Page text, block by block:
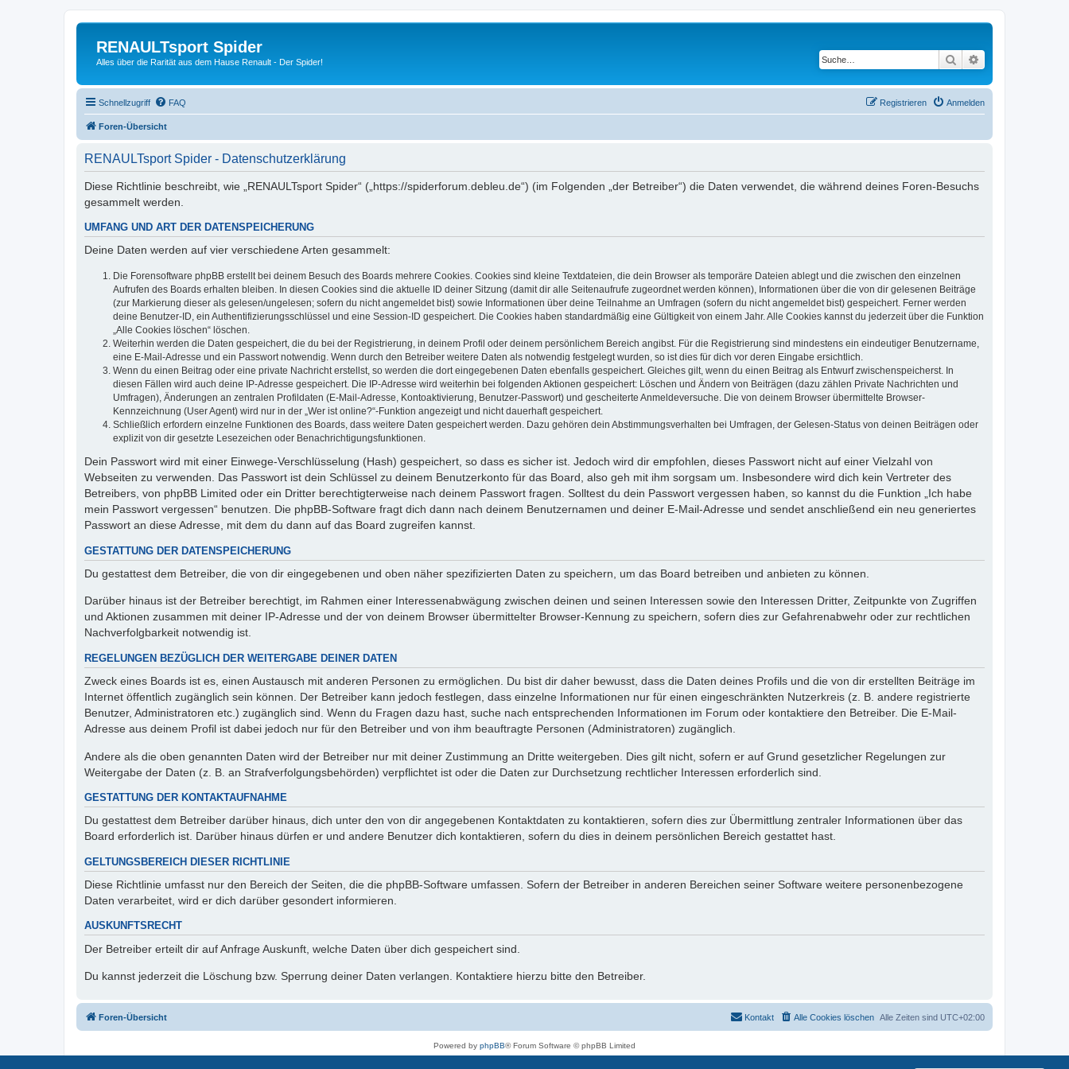
RENAULTsport Spider
Alles über die Rarität aus dem Hause Renault - Der Spider! Suche
Schnellzugriff FAQ Anmelden
Registrieren
Foren-Übersicht
RENAULTsport Spider - Datenschutzerklärung
Diese Richtlinie beschreibt, wie „RENAULTsport Spider“ („https://spiderforum.debleu.de“) (im Folgenden „der Betreiber“) die Daten verwendet, die während deines Foren-Besuchs
gesammelt werden.
UMFANG UND ART DER DATENSPEICHERUNG
Deine Daten werden auf vier verschiedene Arten gesammelt:
Die Forensoftware phpBB erstellt bei deinem Besuch des Boards mehrere Cookies. Cookies sind kleine Textdateien, die dein Browser als temporäre Dateien ablegt und die zwischen den einzelnen
Aufrufen des Boards erhalten bleiben. In diesen Cookies sind die aktuelle ID deiner Sitzung (damit dir alle Seitenaufrufe zugeordnet werden können), Informationen über die von dir gelesenen Beiträge
(zur Markierung dieser als gelesen/ungelesen; sofern du nicht angemeldet bist) sowie Informationen über deine Teilnahme an Umfragen (sofern du nicht angemeldet bist) gespeichert. Ferner werden
deine Benutzer-ID, ein Authentifizierungsschlüssel und eine Session-ID gespeichert. Die Cookies haben standardmäßig eine Gültigkeit von einem Jahr. Alle Cookies kannst du jederzeit über die Funktion
„Alle Cookies löschen“ löschen.
Weiterhin werden die Daten gespeichert, die du bei der Registrierung, in deinem Profil oder deinem persönlichem Bereich angibst. Für die Registrierung sind mindestens ein eindeutiger Benutzername,
eine E-Mail-Adresse und ein Passwort notwendig. Wenn durch den Betreiber weitere Daten als notwendig festgelegt wurden, so ist dies für dich vor deren Eingabe ersichtlich.
Wenn du einen Beitrag oder eine private Nachricht erstellst, so werden die dort eingegebenen Daten ebenfalls gespeichert. Gleiches gilt, wenn du einen Beitrag als Entwurf zwischenspeicherst. In
diesen Fällen wird auch deine IP-Adresse gespeichert. Die IP-Adresse wird weiterhin bei folgenden Aktionen gespeichert: Löschen und Ändern von Beiträgen (dazu zählen Private Nachrichten und
Umfragen), Änderungen an zentralen Profildaten (E-Mail-Adresse, Kontoaktivierung, Benutzer-Passwort) und gescheiterte Anmeldeversuche. Die von deinem Browser übermittelte Browser-
Kennzeichnung (User Agent) wird nur in der „Wer ist online?“-Funktion angezeigt und nicht dauerhaft gespeichert.
Schließlich erfordern einzelne Funktionen des Boards, dass weitere Daten gespeichert werden. Dazu gehören dein Abstimmungsverhalten bei Umfragen, der Gelesen-Status von deinen Beiträgen oder
explizit von dir gesetzte Lesezeichen oder Benachrichtigungsfunktionen.
Dein Passwort wird mit einer Einwege-Verschlüsselung (Hash) gespeichert, so dass es sicher ist. Jedoch wird dir empfohlen, dieses Passwort nicht auf einer Vielzahl von
Webseiten zu verwenden. Das Passwort ist dein Schlüssel zu deinem Benutzerkonto für das Board, also geh mit ihm sorgsam um. Insbesondere wird dich kein Vertreter des
Betreibers, von phpBB Limited oder ein Dritter berechtigterweise nach deinem Passwort fragen. Solltest du dein Passwort vergessen haben, so kannst du die Funktion „Ich habe
mein Passwort vergessen“ benutzen. Die phpBB-Software fragt dich dann nach deinem Benutzernamen und deiner E-Mail-Adresse und sendet anschließend ein neu generiertes
Passwort an diese Adresse, mit dem du dann auf das Board zugreifen kannst.
GESTATTUNG DER DATENSPEICHERUNG
Du gestattest dem Betreiber, die von dir eingegebenen und oben näher spezifizierten Daten zu speichern, um das Board betreiben und anbieten zu können.
Darüber hinaus ist der Betreiber berechtigt, im Rahmen einer Interessenabwägung zwischen deinen und seinen Interessen sowie den Interessen Dritter, Zeitpunkte von Zugriffen
und Aktionen zusammen mit deiner IP-Adresse und der von deinem Browser übermittelter Browser-Kennung zu speichern, sofern dies zur Gefahrenabwehr oder zur rechtlichen
Nachverfolgbarkeit notwendig ist.
REGELUNGEN BEZÜGLICH DER WEITERGABE DEINER DATEN
Zweck eines Boards ist es, einen Austausch mit anderen Personen zu ermöglichen. Du bist dir daher bewusst, dass die Daten deines Profils und die von dir erstellten Beiträge im
Internet öffentlich zugänglich sein können. Der Betreiber kann jedoch festlegen, dass einzelne Informationen nur für einen eingeschränkten Nutzerkreis (z. B. andere registrierte
Benutzer, Administratoren etc.) zugänglich sind. Wenn du Fragen dazu hast, suche nach entsprechenden Informationen im Forum oder kontaktiere den Betreiber. Die E-Mail-
Adresse aus deinem Profil ist dabei jedoch nur für den Betreiber und von ihm beauftragte Personen (Administratoren) zugänglich.
Andere als die oben genannten Daten wird der Betreiber nur mit deiner Zustimmung an Dritte weitergeben. Dies gilt nicht, sofern er auf Grund gesetzlicher Regelungen zur
Weitergabe der Daten (z. B. an Strafverfolgungsbehörden) verpflichtet ist oder die Daten zur Durchsetzung rechtlicher Interessen erforderlich sind.
GESTATTUNG DER KONTAKTAUFNAHME
Du gestattest dem Betreiber darüber hinaus, dich unter den von dir angegebenen Kontaktdaten zu kontaktieren, sofern dies zur Übermittlung zentraler Informationen über das
Board erforderlich ist. Darüber hinaus dürfen er und andere Benutzer dich kontaktieren, sofern du dies in deinem persönlichen Bereich gestattet hast.
GELTUNGSBEREICH DIESER RICHTLINIE
Diese Richtlinie umfasst nur den Bereich der Seiten, die die phpBB-Software umfassen. Sofern der Betreiber in anderen Bereichen seiner Software weitere personenbezogene
Daten verarbeitet, wird er dich darüber gesondert informieren.
AUSKUNFTSRECHT
Der Betreiber erteilt dir auf Anfrage Auskunft, welche Daten über dich gespeichert sind.
Du kannst jederzeit die Löschung bzw. Sperrung deiner Daten verlangen. Kontaktiere hierzu bitte den Betreiber.
Foren-Übersicht Alle Zeiten sind UTC+02:00
Alle Cookies löschen
Kontakt
Powered by phpBB® Forum Software © phpBB Limited